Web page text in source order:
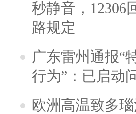
秒静音，12306
路规定
广东雷州通报“
行为”：已启动
欧洲高温致多